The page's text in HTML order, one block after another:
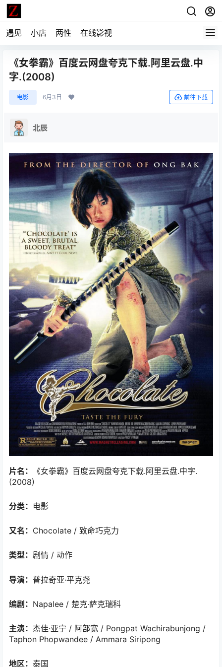
遇见 小店 两性 在线影视
《女拳霸》百度云网盘夸克下载.阿里云盘.中
字.(2008)
电影 6月3日 前往下载
北辰
片名：
《女拳霸》百度云网盘夸克下载.阿里云盘.中字.
(2008)
分类： 电影
又名： Chocolate / 致命巧克力
类型： 剧情 / 动作
导演： 普拉奇亚·平克尧
编剧： Napalee / 楚克·萨克瑞科
主演： 杰佳·亚宁 / 阿部宽 / Pongpat Wachirabunjong /
Taphon Phopwandee / Ammara Siripong
地区： 泰国